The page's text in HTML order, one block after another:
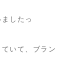
したっ
いて、ブラン